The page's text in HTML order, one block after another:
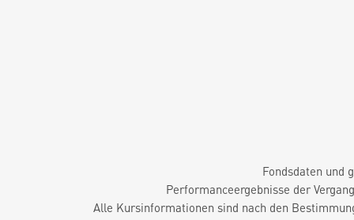
Fondsdaten und
Performanceergebnisse der
Alle Kursinformationen sind nach den